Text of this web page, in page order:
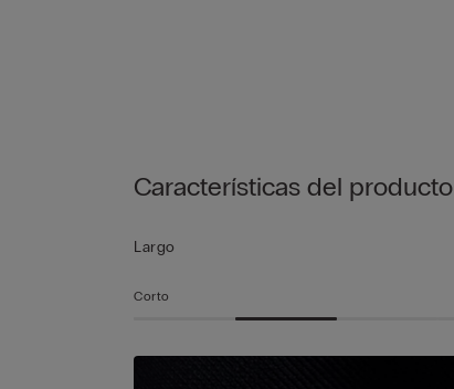
Características del producto
Largo
Corto